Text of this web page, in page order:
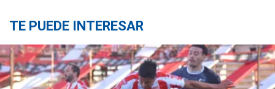
TE PUEDE INTERESAR